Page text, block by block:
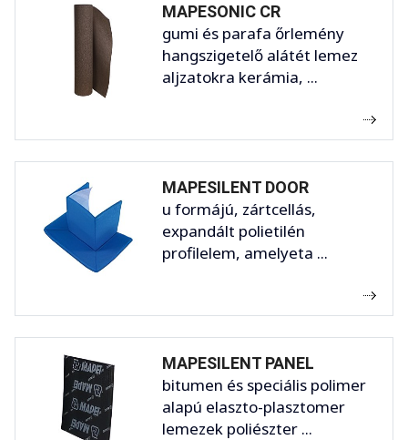
MAPESONIC CR
gumi és parafa őrlemény
hangszigetelő alátét lemez
aljzatokra kerámia, ...
MAPESILENT DOOR
u formájú, zártcellás,
expandált polietilén
profilelem, amelyeta ...
MAPESILENT PANEL
bitumen és speciális polimer
alapú elaszto-plasztomer
lemezek poliészter ...